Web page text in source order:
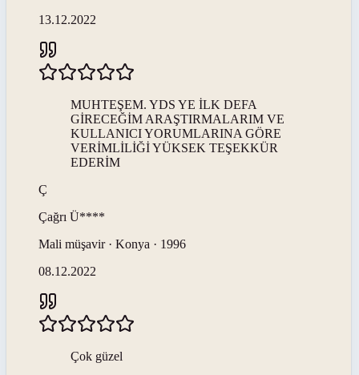
13.12.2022
MUHTEŞEM. YDS YE İLK DEFA
GİRECEĞİM ARAŞTIRMALARIM VE
KULLANICI YORUMLARINA GÖRE
VERİMLİLİĞİ YÜKSEK TEŞEKKÜR
EDERİM
Ç
Çağrı Ü****
Mali müşavir · Konya · 1996
08.12.2022
Çok güzel